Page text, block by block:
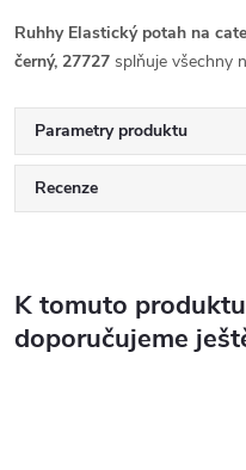
Ruhhy Elastický potah na
černý, 27727 splňuje všechny
Parametry produktu
Recenze
K tomuto produktu
doporučujeme